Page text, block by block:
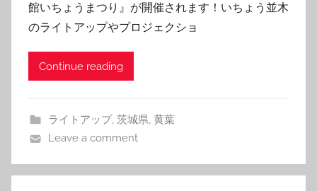
館いちょうまつり』が開催されます！いちょう並木
のライトアップやプロジェクショ
Continue reading
ライトアップ, 茨城県, 黄葉
Leave a comment